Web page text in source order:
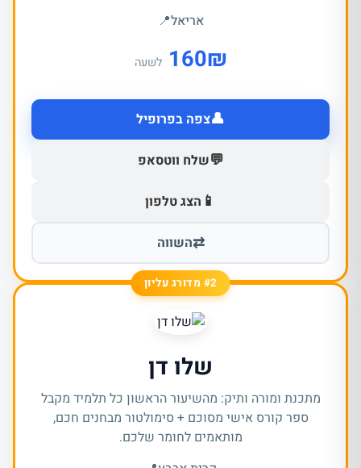
אריאל📍
₪
160 לשעה
👤צפה בפרופיל
💬שלח ווטסאפ
📱 הצג טלפון
⇄השווה
#2 מדורג עליון
שלו דן
מתכנת ומורה ותיק: מהשיעור הראשון כל תלמיד מקבל
ספר קורס אישי מסוכם + סימולטור מבחנים חכם,
מותאמים לחומר שלכם.